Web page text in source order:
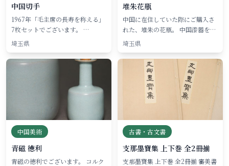
中国切手
1967年「毛主席の長寿を称える」
7枚セットでございます。 …
埼玉県
堆朱花瓶
中国に在住していた際にご購入さ
れた、堆朱の花瓶。 中国漆器を…
埼玉県
中国美術
青磁 徳利
青磁の徳利でございます。 コルク
古書・古文書
支那墨寶集 上下巻 全2冊揃
支那墨寶集 上下巻 全2冊揃 審美書